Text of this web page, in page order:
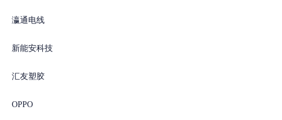
瀛通电线
新能安科技
汇友塑胶
OPPO